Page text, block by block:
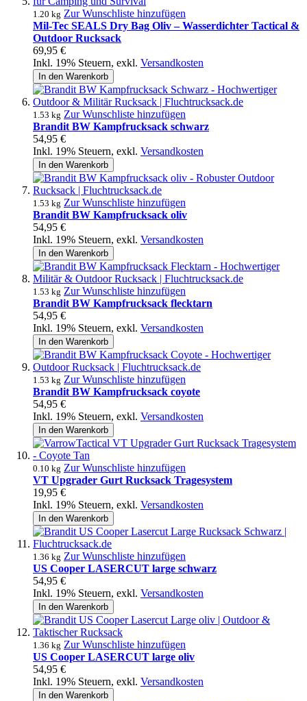
1.20 kg Zur Wunschliste hinzufügen
Mil-Tec SEALS Dry Bag Oliv – Wasserdichter Tactical &
Outdoor Rucksack
69,95 €
Inkl. 19% Steuern, exkl. Versandkosten
In den Warenkorb
1.53 kg Zur Wunschliste hinzufügen
Brandit BW Kampfrucksack schwarz
54,95 €
Inkl. 19% Steuern, exkl. Versandkosten
In den Warenkorb
1.53 kg Zur Wunschliste hinzufügen
Brandit BW Kampfrucksack oliv
54,95 €
Inkl. 19% Steuern, exkl. Versandkosten
In den Warenkorb
1.53 kg Zur Wunschliste hinzufügen
Brandit BW Kampfrucksack flecktarn
54,95 €
Inkl. 19% Steuern, exkl. Versandkosten
In den Warenkorb
1.53 kg Zur Wunschliste hinzufügen
Brandit BW Kampfrucksack coyote
54,95 €
Inkl. 19% Steuern, exkl. Versandkosten
In den Warenkorb
0.10 kg Zur Wunschliste hinzufügen
VT Upgrader Gurt Rucksack Tragesystem
19,95 €
Inkl. 19% Steuern, exkl. Versandkosten
In den Warenkorb
1.36 kg Zur Wunschliste hinzufügen
US Cooper LASERCUT large schwarz
54,95 €
Inkl. 19% Steuern, exkl. Versandkosten
In den Warenkorb
1.36 kg Zur Wunschliste hinzufügen
US Cooper LASERCUT large oliv
54,95 €
Inkl. 19% Steuern, exkl. Versandkosten
In den Warenkorb